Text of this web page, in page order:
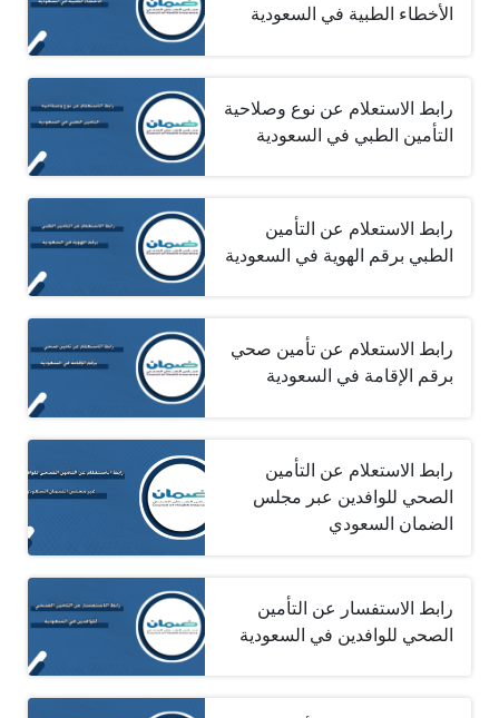
الأخطاء الطبية في السعودية
رابط الاستعلام عن نوع وصلاحية
التأمين الطبي في السعودية
رابط الاستعلام عن التأمين
الطبي برقم الهوية في السعودية
رابط الاستعلام عن تأمين صحي
برقم الإقامة في السعودية
رابط الاستعلام عن التأمين
الصحي للوافدين عبر مجلس
الضمان السعودي
رابط الاستفسار عن التأمين
الصحي للوافدين في السعودية